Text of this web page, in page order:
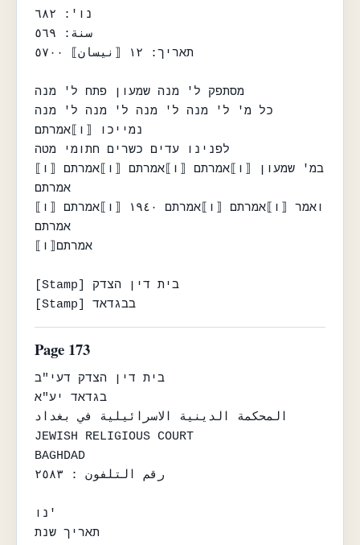
נו': ٦٨٢
سنة: ٥٦٩
תאריך: ١٢ ⟦نيسان⟧ ٥٧٠٠
מסתפק ל' מנה שמעון פתח ל' מנה
כל מ' ל' מנה ל' מנה ל' מנה ל' מנה
נמייכו ⟦ו⟧אמרתם
לפנינו עדים כשרים חתומי מטה
במ' שמעון ⟦ו⟧אמרתם ⟦ו⟧אמרתם ⟦ו⟧אמרתם ⟦ו⟧
אמרתם
ואמר ⟦ו⟧אמרתם ⟦ו⟧אמרתם ١٩٤٠ ⟦ו⟧אמרתם ⟦ו⟧
אמרתם
⟦ו⟧אמרתם
[Stamp] בית דין הצדק
[Stamp] בבגדאד
Page 173
בית דין הצדק דעי"ב
בגדאד יע"א
المحكمة الدينية الاسرائيلية في بغداد
JEWISH RELIGIOUS COURT
BAGHDAD
رقم التلفون : ٢٥٨٣
נו'
תאריך שנת